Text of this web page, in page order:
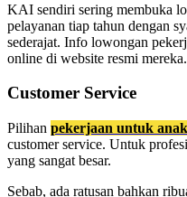
KAI sendiri sering membuka
pelayanan tiap tahun dengan
sederajat. Info lowongan
online di website resmi mereka.
Customer Service
Pilihan pekerjaan untuk
customer service. Untuk
yang sangat besar.
Sebab, ada ratusan bahkan